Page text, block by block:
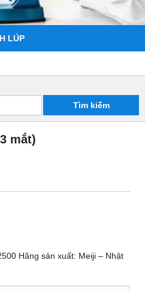
LÚP
Tìm kiếm
mắt)
Hãng sản xuất: Meiji – Nhật